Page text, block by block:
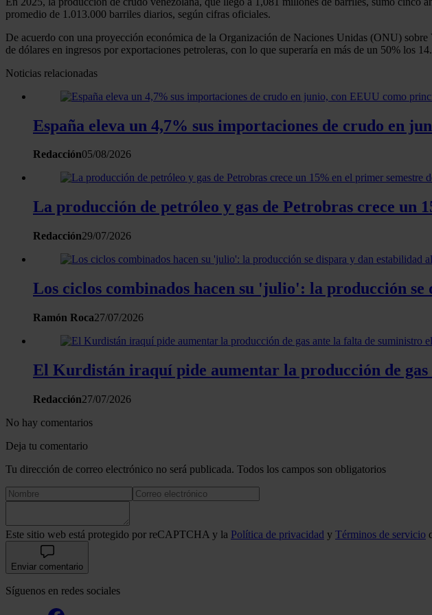
promedio de 1.013.000 barriles diarios, según cifras oficiales.
De acuerdo con una proyección económica de la Organización de Naciones Unidas (ONU)
de dólares en ingresos por exportaciones petroleras, con lo que superaría en más de un 50% los
Noticias relacionadas
España eleva un 4,7% sus importaciones de crudo en
Redacción05/08/2026
La producción de petróleo y gas de Petrobras crece un
Redacción29/07/2026
Los ciclos combinados hacen su 'julio': la producción
Ramón Roca27/07/2026
El Kurdistán iraquí pide aumentar la producción de
Redacción27/07/2026
No hay comentarios
Deja tu comentario
Tu dirección de correo electrónico no será publicada. Todos los campos son obligatorios
Este sitio web está protegido por reCAPTCHA y la Política de privacidad y Términos de servicio
Enviar comentario
Síguenos en redes sociales